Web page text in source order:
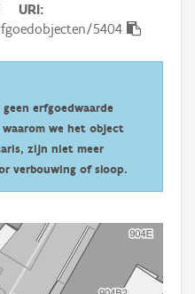
URI
5404
erfgoedwaarde
waarom we het object
zijn niet meer
verbouwing of sloop.